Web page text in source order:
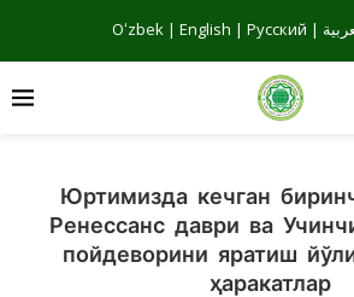
Oʻzbek | English | Русский |
Юртимизда кечган
Ренессанс даври ва
пойдеворини яратиш
ҳаракатлар